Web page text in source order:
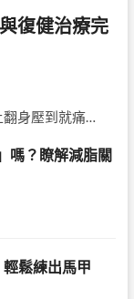
復健治療完
翻身壓到就痛…
嗎？瞭解減脂關
鬆練出馬甲